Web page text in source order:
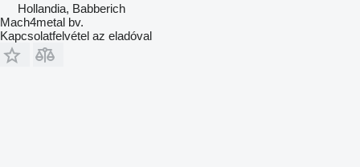
Hollandia, Babberich
Mach4metal bv.
Kapcsolatfelvétel az eladóval